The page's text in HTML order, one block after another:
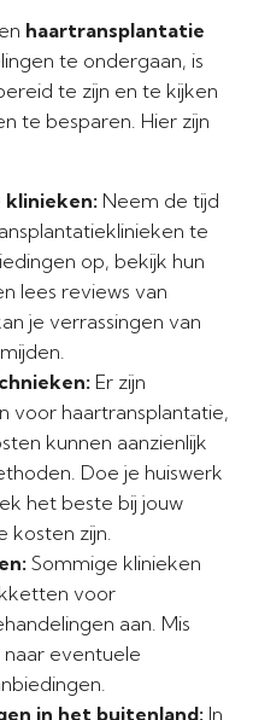
haartransplantatie
te ondergaan, is
te zijn en te kijken
te besparen. Hier zijn
klinieken: Neem de tijd
te
op, bekijk hun
lees reviews van
je verrassingen van
Er zijn
voor haartransplantatie,
kunnen aanzienlijk
Doe je huiswerk
het beste bij jouw
kosten zijn.
Sommige klinieken
voor
aan. Mis
eventuele
in het buitenland: In